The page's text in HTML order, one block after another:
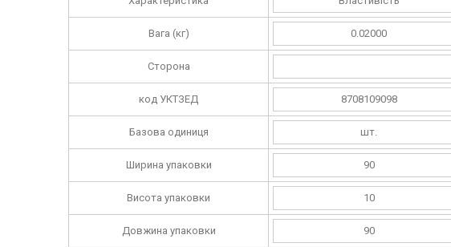
Вага (кг) 0.02000
Сторона
код УКТЗЕД 8708109098
Базова одиниця шт.
Ширина упаковки 90
Висота упаковки 10
Довжина упаковки 90